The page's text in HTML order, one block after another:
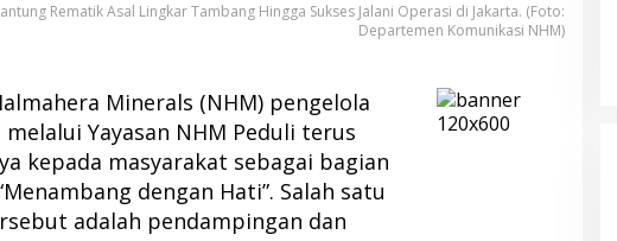
Rematik Asal Lingkar Tambang Hingga Sukses Jalani Operasi di Jakarta. (Foto:
Departemen Komunikasi NHM)
Minerals (NHM) pengelola
Yayasan NHM Peduli terus
kepada masyarakat sebagai bagian
dengan Hati”. Salah satu
adalah pendampingan dan